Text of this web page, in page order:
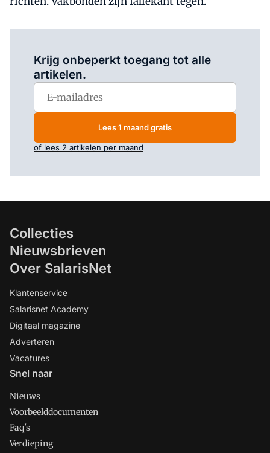
Krijg onbeperkt toegang tot alle
artikelen.
Lees 1 maand gratis
of lees 2 artikelen per maand
Collecties
Nieuwsbrieven
Over SalarisNet
Klantenservice
Salarisnet Academy
Digitaal magazine
Adverteren
Vacatures
Snel naar
Nieuws
Voorbeelddocumenten
Faq's
Verdieping